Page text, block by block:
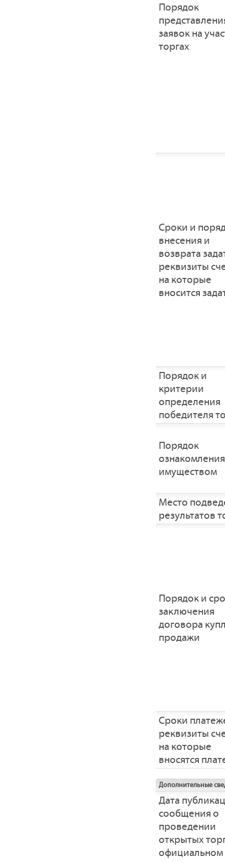
Порядок
заявок на
торгах
Сроки и
внесения и
возврата
реквизиты
на которые
вносится
Порядок и
критерии
определения
победителя
Порядок
имуществом
Место
результатов
Порядок и
заключения
договора
продажи
Сроки
реквизиты
на которые
вносятся
Дополнительные
Дата
сообщения о
проведении
открытых
официальном